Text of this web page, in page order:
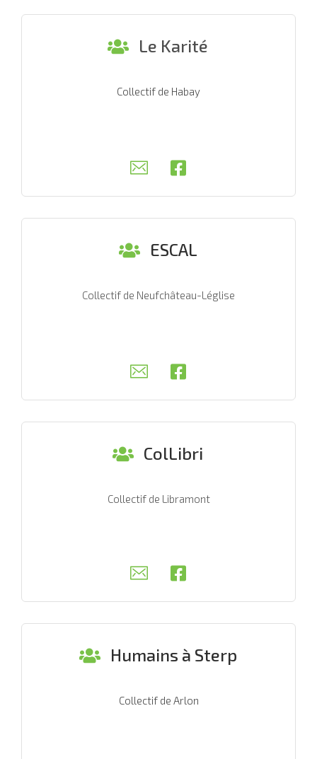
Le Karité
Collectif de Habay
ESCAL
Collectif de Neufchâteau-Léglise
ColLibri
Collectif de Libramont
Humains à Sterp
Collectif de Arlon